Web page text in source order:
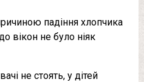
падіння хлопчика
вікон не було ніяк
не стоять, у дітей